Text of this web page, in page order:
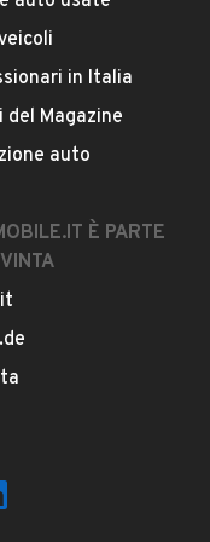
in Italia
Magazine
auto
È PARTE